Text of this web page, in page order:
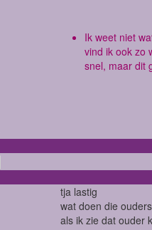
Ik weet niet
vind ik ook zo
snel, maar dit
tja lastig
wat doen die
als ik zie dat ouder